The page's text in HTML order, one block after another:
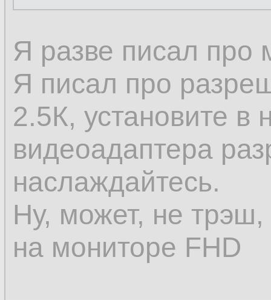
Я разве писал про
Я писал про
2.5К, установите в
видеоадаптера
наслаждайтесь.
Ну, может, не
на мониторе FHD